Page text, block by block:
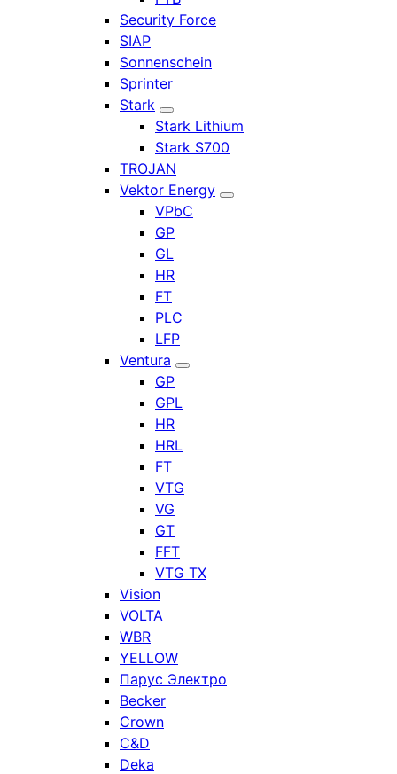
Security Force
SIAP
Sonnenschein
Sprinter
Stark
Stark Lithium
Stark S700
TROJAN
Vektor Energy
VPbC
GP
GL
HR
FT
PLC
LFP
Ventura
GP
GPL
HR
HRL
FT
VTG
VG
GT
FFT
VTG TX
Vision
VOLTA
WBR
YELLOW
Парус Электро
Becker
Crown
C&D
Deka